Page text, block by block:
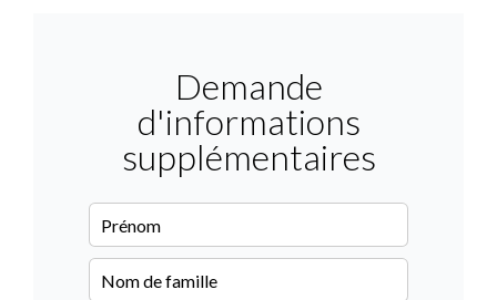
Demande
d'informations
supplémentaires